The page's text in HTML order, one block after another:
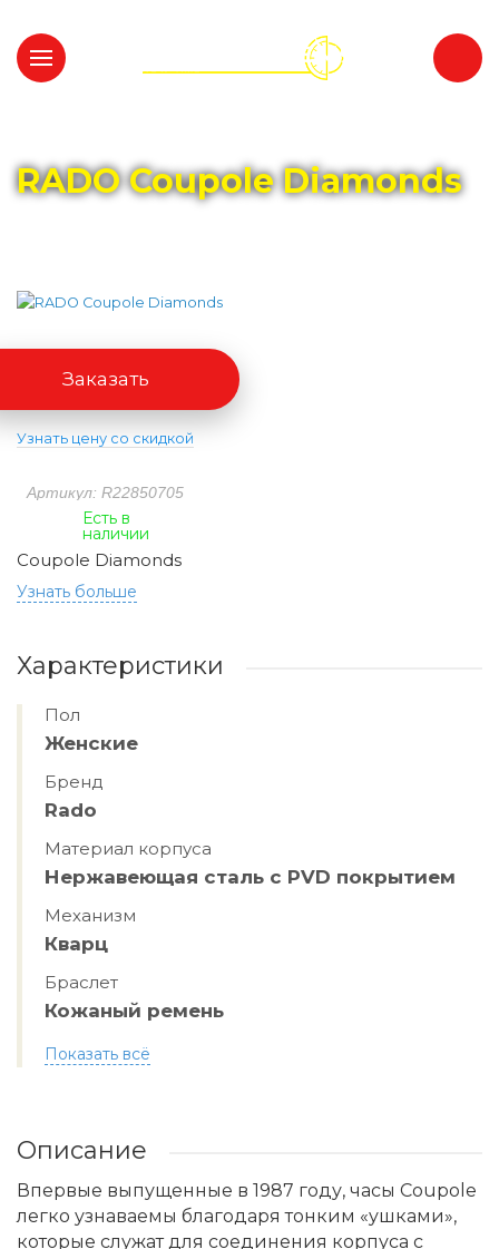
RADO Coupole Diamonds
Артикул: R22850705
Есть в
наличии
Coupole Diamonds
Узнать больше
Заказать
Узнать цену со скидкой
Характеристики
Пол
Женские
Бренд
Rado
Материал корпуса
Нержавеющая сталь с PVD покрытием
Механизм
Кварц
Браслет
Кожаный ремень
Показать всё
Описание
Впервые выпущенные в 1987 году, часы Coupole
легко узнаваемы благодаря тонким «ушками»,
которые служат для соединения корпуса с